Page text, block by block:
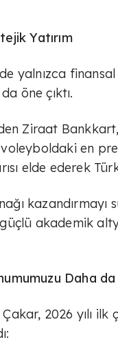
Yatırım
yalnızca
öne çıktı.
Ziraat
en
elde ederek
kazandırmayı
akademik
Daha da
2026 yılı ilk